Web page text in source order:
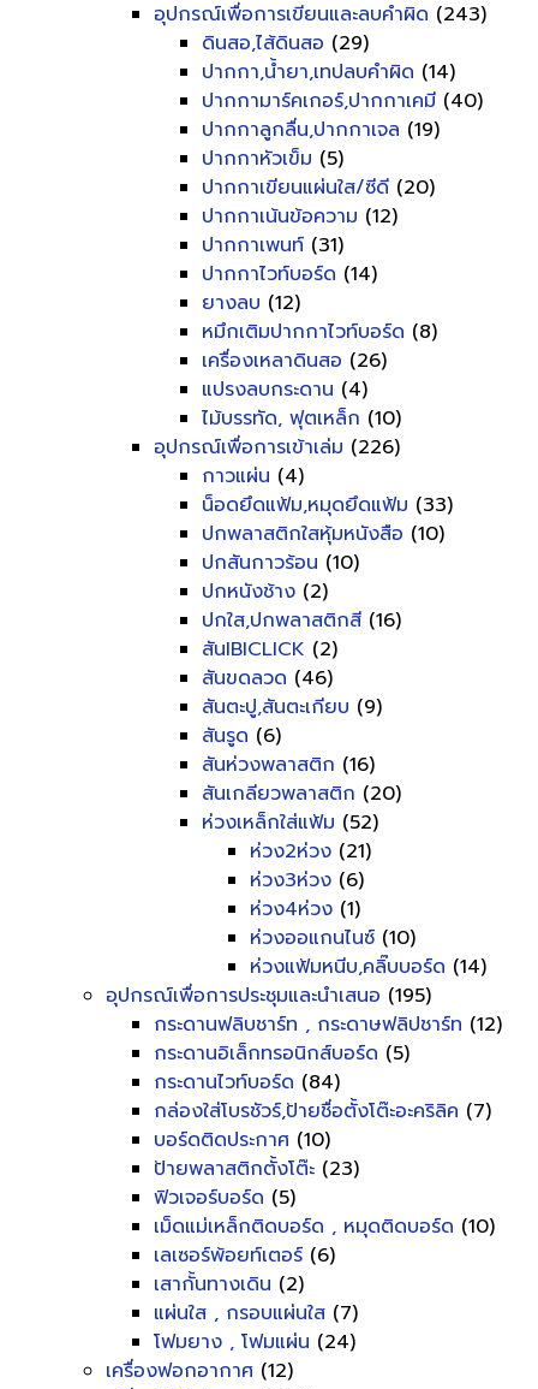
อุปกรณ์เพื่อการเขียนและลบคำผิด (243)
ดินสอ,ไส้ดินสอ (29)
ปากกา,น้ำยา,เทปลบคำผิด (14)
ปากกามาร์คเกอร์,ปากกาเคมี (40)
ปากกาลูกลื่น,ปากกาเจล (19)
ปากกาหัวเข็ม (5)
ปากกาเขียนแผ่นใส/ซีดี (20)
ปากกาเน้นข้อความ (12)
ปากกาเพนท์ (31)
ปากกาไวท์บอร์ด (14)
ยางลบ (12)
หมึกเติมปากกาไวท์บอร์ด (8)
เครื่องเหลาดินสอ (26)
แปรงลบกระดาน (4)
ไม้บรรทัด, ฟุตเหล็ก (10)
อุปกรณ์เพื่อการเข้าเล่ม (226)
กาวแผ่น (4)
น็อดยึดแฟ้ม,หมุดยึดแฟ้ม (33)
ปกพลาสติกใสหุ้มหนังสือ (10)
ปกสันกาวร้อน (10)
ปกหนังช้าง (2)
ปกใส,ปกพลาสติกสี (16)
สันIBICLICK (2)
สันขดลวด (46)
สันตะปู,สันตะเกียบ (9)
สันรูด (6)
สันห่วงพลาสติก (16)
สันเกลียวพลาสติก (20)
ห่วงเหล็กใส่แฟ้ม (52)
ห่วง2ห่วง (21)
ห่วง3ห่วง (6)
ห่วง4ห่วง (1)
ห่วงออแกนไนซ์ (10)
ห่วงแฟ้มหนีบ,คลิ๊บบอร์ด (14)
อุปกรณ์เพื่อการประชุมและนำเสนอ (195)
กระดานฟลิบชาร์ท , กระดาษฟลิปชาร์ท (12)
กระดานอิเล็กทรอนิกส์บอร์ด (5)
กระดานไวท์บอร์ด (84)
กล่องใส่โบรชัวร์,ป้ายชื่อตั้งโต๊ะอะคริลิค (7)
บอร์ดติดประกาศ (10)
ป้ายพลาสติกตั้งโต๊ะ (23)
ฟิวเจอร์บอร์ด (5)
เม็ดแม่เหล็กติดบอร์ด , หมุดติดบอร์ด (10)
เลเซอร์พ้อยท์เตอร์ (6)
เสากั้นทางเดิน (2)
แผ่นใส , กรอบแผ่นใส (7)
โฟมยาง , โฟมแผ่น (24)
เครื่องฟอกอากาศ (12)